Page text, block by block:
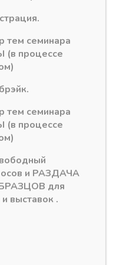
тем семинара
(в процессе
тем семинара
(в процессе
и РАЗДАЧА
для
выставок .